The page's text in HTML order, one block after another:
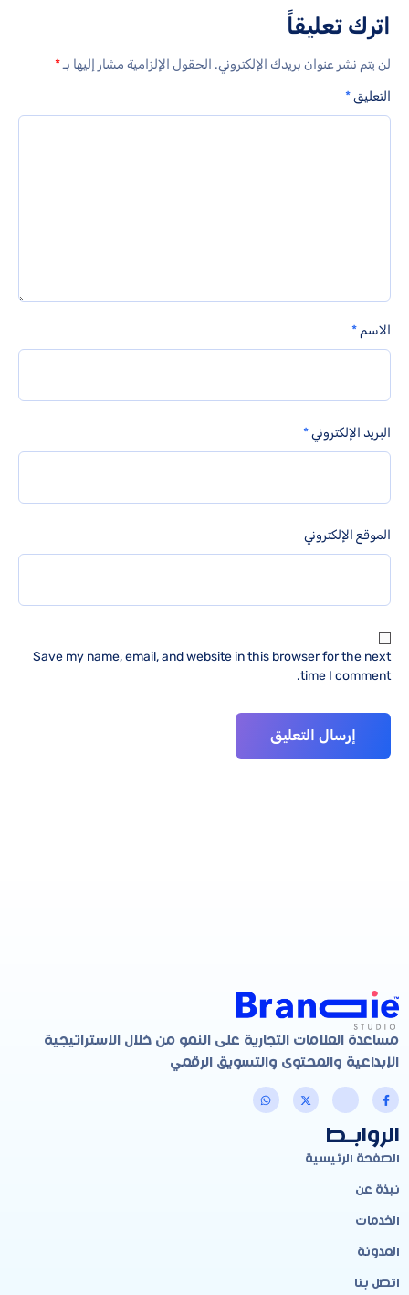
اترك تعليقاً
لن يتم نشر عنوان بريدك الإلكتروني. الحقول الإلزامية مشار إليها بـ*
التعليق*
الاسم *
البريد الإلكتروني*
الموقع الإلكتروني
Save my name, email, and website in this browser for the next
time I comment.
مساعدة العلامات التجارية على النمو من خلال الاستراتيجية
الإبداعية والمحتوى والتسويق الرقمي
الروابـط
الصفحة الرئيسية
نبذة عن
الخدمات
المدونة
اتصل بنا